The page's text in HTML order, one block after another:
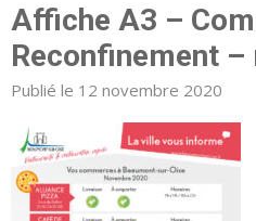
Affiche A3 –
Reconfinement
Publié le 12 novembre 2020